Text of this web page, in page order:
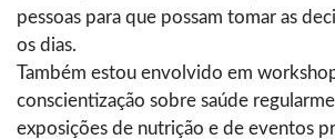
pessoas para que possam tomar as
os dias.
Também estou envolvido em
conscientização sobre saúde
exposições de nutrição e de eventos